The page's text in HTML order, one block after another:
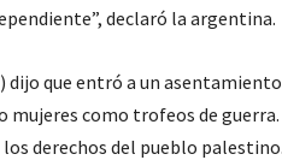
declaró la argentina.
dijo que entró a un
mujeres como trofeos de
derechos del pueblo palestino.